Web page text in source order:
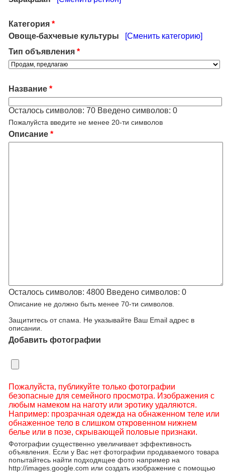
Категория *
Овоще-бахчевые культуры
[Сменить категорию]
Тип объявления *
Название *
Осталось символов: 70 Введено символов: 0
Пожалуйста введите не менее 20-ти символов
Описание *
Осталось символов: 4800 Введено символов: 0
Описание не должно быть менее 70-ти символов.
Защититесь от спама. Не указывайте Ваш Email адрес в
описании.
Добавить фотографии
Пожалуйста, публикуйте только фотографии
безопасные для семейного просмотра. Изображения с
любым намеком на наготу или эротику удаляются.
Например: прозрачная одежда на обнаженном теле или
обнаженное тело в слишком откровенном нижнем
белье или в позе, скрывающей половые признаки.
Фотографии существенно увеличивает эффективность
объявления. Если у Вас нет фотографии продаваемого товара
попытайтесь найти подходящее фото например на
http://images.google.com или создать изображение с помощью